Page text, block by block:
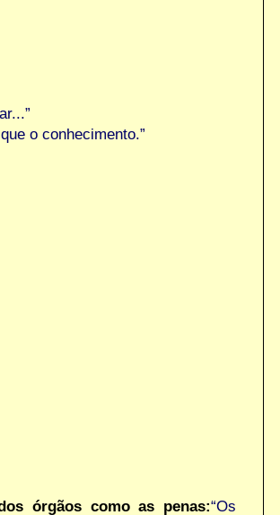
o conhecimento.”
órgãos como as penas:“Os